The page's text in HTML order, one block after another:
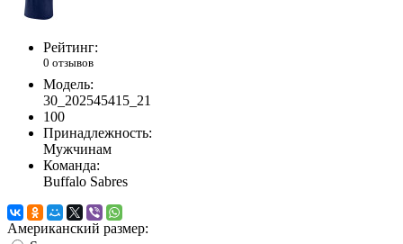
Рейтинг:
0 отзывов
Модель:
30_202545415_21
100
Принадлежность:
Мужчинам
Команда:
Buffalo Sabres
Американский размер: